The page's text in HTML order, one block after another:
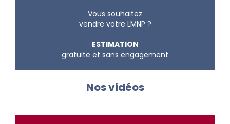
Vous souhaitez
vendre votre LMNP ?
ESTIMATION
gratuite et sans engagement
Nos vidéos